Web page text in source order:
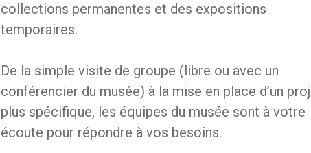
collections permanentes et des expositions
temporaires.
De la simple visite de groupe (libre ou avec un
conférencier du musée) à la mise en place d’un
plus spécifique, les équipes du musée sont à votre
écoute pour répondre à vos besoins.